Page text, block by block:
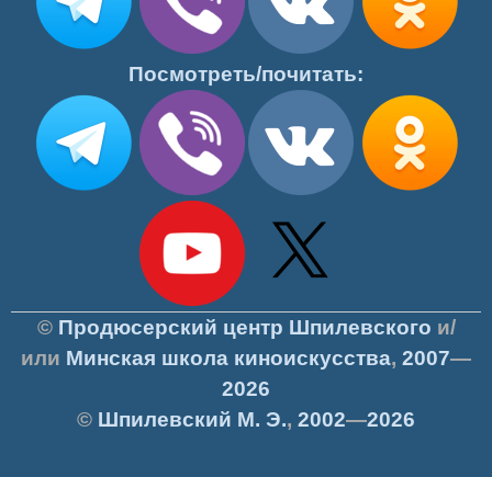
Посмотреть/почитать:
© Продюсерский центр Шпилевского и/
или Минская школа киноискусства, 2007—
2026
© Шпилевский М. Э., 2002—2026